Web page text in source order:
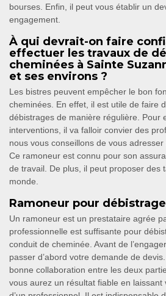
bourses. Enfin, il peut vous établir un
engagement.
À qui devrait-on faire
effectuer les travaux de
cheminées à Sainte
et ses environs ?
Les bistres peuvent empêcher le bon
cheminées. En effet, il est utile de faire
débistrages de manière régulière. Pour
interventions, il va falloir convier des
nous vous conseillons de vous
Ce ramoneur est connu pour son
de travail. De plus, il peut proposer des
monde.
Ramoneur pour
Un ramoneur est un prestataire agrée
professionnelle est suffisante pour
conduit de cheminée. Avant de
passer d’abord votre demande de
bonne collaboration entre les deux
vous aurez un résultat fiable en